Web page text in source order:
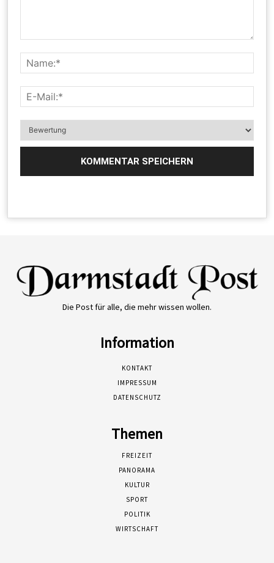
Die Post für alle, die mehr wissen wollen.
Information
KONTAKT
IMPRESSUM
DATENSCHUTZ
Themen
FREIZEIT
PANORAMA
KULTUR
SPORT
POLITIK
WIRTSCHAFT